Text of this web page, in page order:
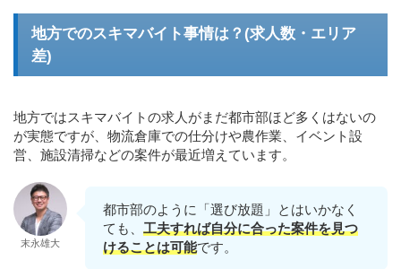
地方でのスキマバイト事情は？(求人数・エリア
差)
地方ではスキマバイトの求人がまだ都市部ほど多くはないの
が実態ですが、物流倉庫での仕分けや農作業、イベント設
営、施設清掃などの案件が最近増えています。
末永雄大
都市部のように「選び放題」とはいかなく
ても、 工夫すれば自分に合った案件を見つ
けることは可能です。